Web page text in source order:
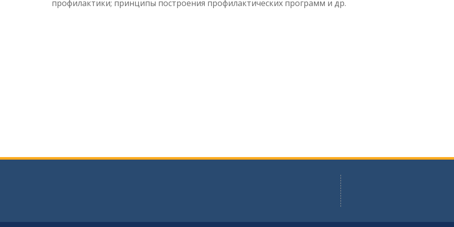
профилактики; принципы построения профилактических программ и др.